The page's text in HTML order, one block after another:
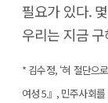
필요가 있다.
우리는 지금
* 김수정, ‘혀 절단으
여성 5』, 민주사회